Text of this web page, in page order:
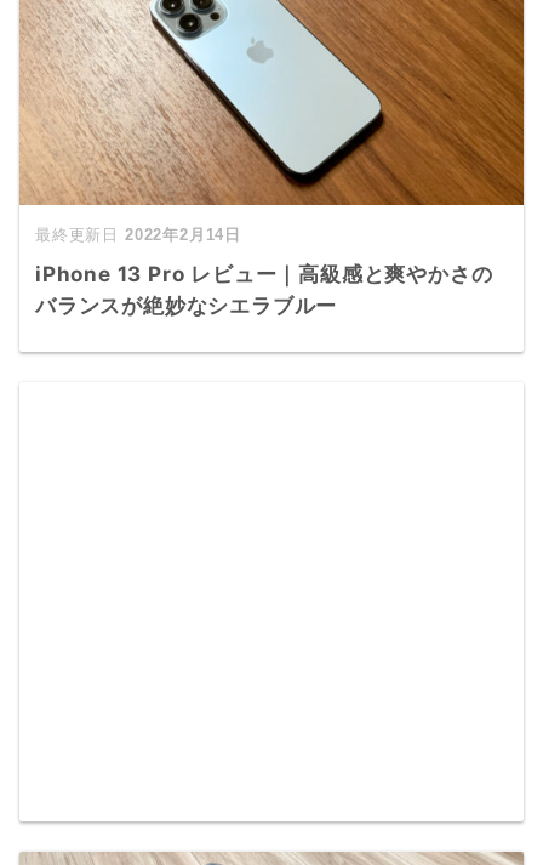
2022年2月14日
iPhone 13 Pro レビュー｜高級感と爽やかさの
バランスが絶妙なシエラブルー